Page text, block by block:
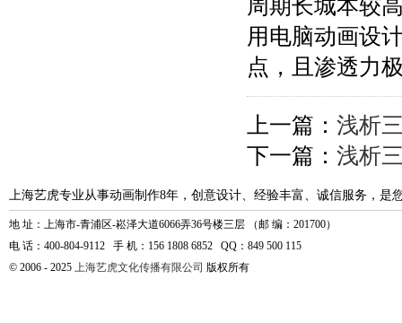
周期长城本较
用电脑动画设
点，且渗透力
上一篇： 浅析
下一篇： 浅析
上海艺虎专业从事动画制作8年，创意设计、经验丰富、诚信服务，是
地 址：上海市-青浦区-崧泽大道6066弄36号楼三层 （邮 编：201700）
电 话：400-804-9112 手 机：156 1808 6852 QQ：849 500 115
© 2006 - 2025 上海艺虎文化传播有限公司 版权所有